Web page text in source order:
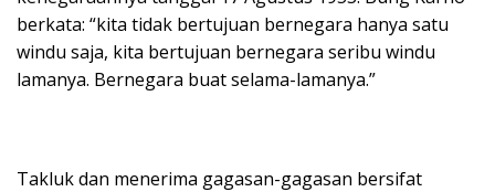
berkata: “kita tidak bertujuan bernegara hanya satu
windu saja, kita bertujuan bernegara seribu windu
lamanya. Bernegara buat selama-lamanya.”
Takluk dan menerima gagasan-gagasan bersifat